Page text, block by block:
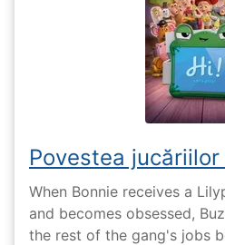
Povestea
When Bonnie receives a
and becomes obsessed,
the rest of the gang's jobs